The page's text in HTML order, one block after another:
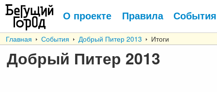
О проекте Правила События
Главная События Добрый Питер 2013 Итоги
Добрый Питер 2013